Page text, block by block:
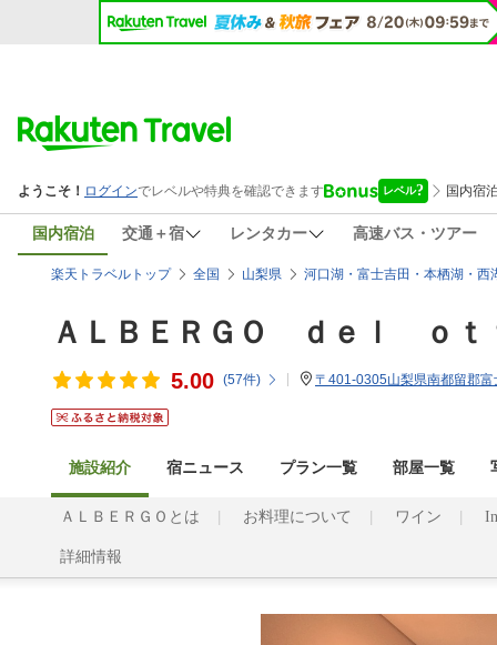
国内宿泊 交通＋宿 レンタカー 高速バス・ツアー
楽天トラベルトップ 全国 山梨県 河口湖・富士吉田・本栖湖・西
ＡＬＢＥＲＧＯ ｄｅｌ ｏｔ
5.00 (57件) 〒401-0305山梨県南都留郡
施設紹介 宿ニュース プラン一覧 部屋一覧
ＡＬＢＥＲＧＯとは お料理について ワイン
詳細情報